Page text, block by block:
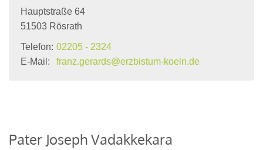
Hauptstraße 64
51503 Rösrath
Telefon: 02205 - 2324
E-Mail:
franz.gerards@erzbistum-koeln.de
Pater Joseph Vadakkekara